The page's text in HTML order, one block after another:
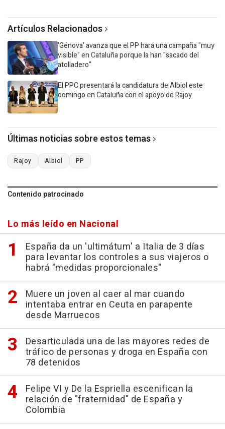
Artículos Relacionados
'Génova' avanza que el PP hará una campaña "muy
visible" en Cataluña porque la han "sacado del
atolladero"
El PPC presentará la candidatura de Albiol este
domingo en Cataluña con el apoyo de Rajoy
Últimas noticias sobre estos temas
Rajoy Albiol PP
Contenido patrocinado
Lo más leído en Nacional
España da un 'ultimátum' a Italia de 3 días
para levantar los controles a sus viajeros o
habrá "medidas proporcionales"
Muere un joven al caer al mar cuando
intentaba entrar en Ceuta en parapente
desde Marruecos
Desarticulada una de las mayores redes de
tráfico de personas y droga en España con
78 detenidos
Felipe VI y De la Espriella escenifican la
relación de "fraternidad" de España y
Colombia